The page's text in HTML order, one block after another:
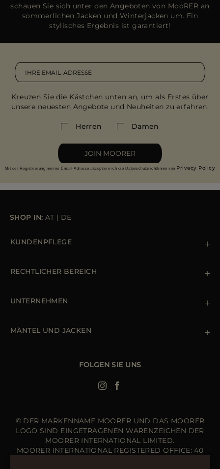
schauen Sie sich unter den Angeboten von MooRER an
sommerlichen Jacken und Winterjacken um. Ein
stylisches Ergebnis ist garantiert!
Kreuzen Sie die Kästchen unten an, um als Erstes über
unsere neuesten Angebote und Neuheiten zu erfahren.
Herren Damen
JOIN MOORER
Mit der Registrierung meiner Email-Adresse akzeptiere ich die Datenschutzrichtlinien von Privacy Policy
SHOP IN: AT | DE
KUNDENPFLEGE
Bestellungen & Zahlungen
RECHTLICHER BEREICH
Cookie Policy
Erklärung zur Barrierefreiheit
UNTERNEHMEN
MÄNTEL UND JACKEN
FOLGEN SIE UNS
© DER MARKENNAME MOORER UND DAS MOORER
LOGO SIND EINGETRAGENEN WARENZEICHEN DER
MOORER INTERNATIONAL LIMITED.
MOORER INTERNATIONAL REGISTERED OFFICE: 40